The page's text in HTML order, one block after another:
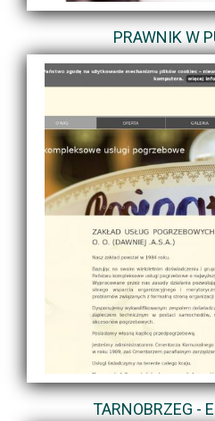
PRAWNIK W
TARNOBRZEG -